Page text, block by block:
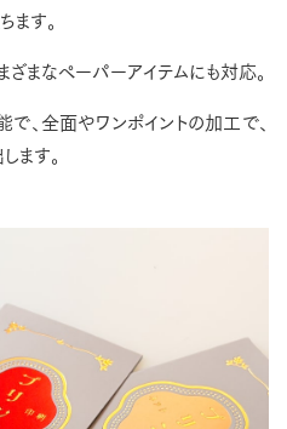
ます。
ざまなペーパーアイテムにも対応。
で、全面やワンポイントの加工で、
ます。